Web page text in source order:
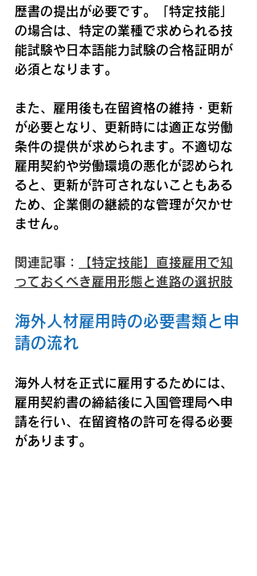
歴書の提出が必要です。「特定技能」
の場合は、特定の業種で求められる技
能試験や日本語能力試験の合格証明が
必須となります。
また、雇用後も在留資格の維持・更新
が必要となり、更新時には適正な労働
条件の提供が求められます。不適切な
雇用契約や労働環境の悪化が認められ
ると、更新が許可されないこともある
ため、企業側の継続的な管理が欠かせ
ません。
関連記事：
【特定技能】直接雇用で知
っておくべき雇用形態と進路の選択肢
海外人材雇用時の必要書類と申
請の流れ
海外人材を正式に雇用するためには、
雇用契約書の締結後に入国管理局へ申
請を行い、在留資格の許可を得る必要
があります。